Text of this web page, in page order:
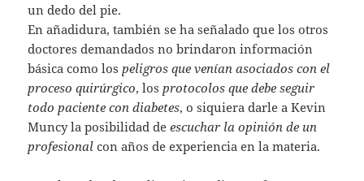
un dedo del pie.
En añadidura, también se ha señalado que los otros
doctores demandados no brindaron información
básica como lospeligros que venían asociados con el
proceso quirúrgico, losprotocolos que debe seguir
todo paciente con diabetes, o siquiera darle a Kevin
Muncy la posibilidad deescuchar la opinión de un
profesional con años de experiencia en la materia.